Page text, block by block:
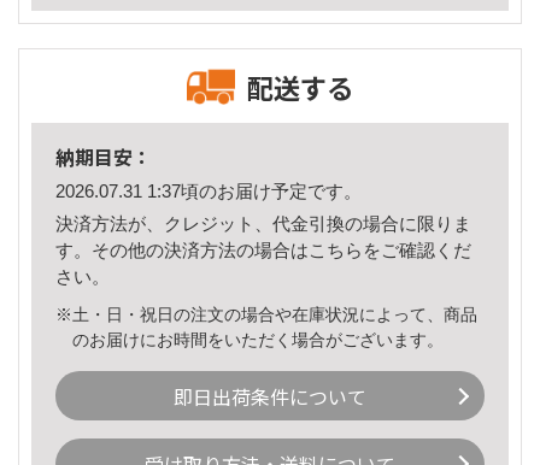
配送する
納期目安：
2026.07.31 1:37頃のお届け予定です。
決済方法が、クレジット、代金引換の場合に限りま
す。その他の決済方法の場合はこちら をご確認くだ
さい。
※土・日・祝日の注文の場合や在庫状況によって、商品
のお届けにお時間をいただく場合がございます。
即日出荷条件について